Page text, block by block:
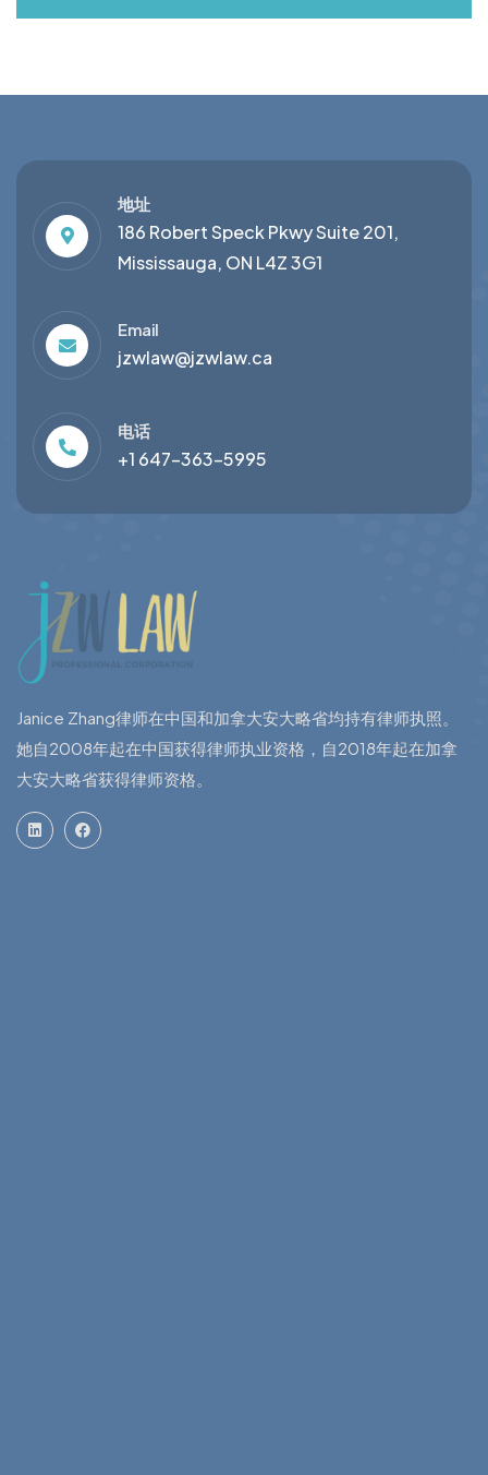
地址
186 Robert Speck Pkwy Suite 201,
Mississauga, ON L4Z 3G1
Email
jzwlaw@jzwlaw.ca
电话
+1 647-363-5995
Janice Zhang律师在中国和加拿大安大略省均持有律师执照。
她自2008年起在中国获得律师执业资格，自2018年起在加拿
大安大略省获得律师资格。